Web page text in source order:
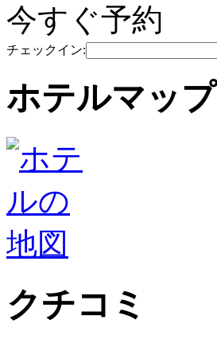
今すぐ予約
チェックイン:
ホテルマップ
クチコミ